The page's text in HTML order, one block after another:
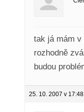
tak já mám v
rozhodně
budou
25. 10. 2007 v 17:48